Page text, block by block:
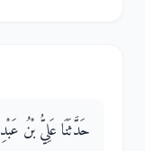
حَدَّثَنَا عَلِيُّ بْنُ